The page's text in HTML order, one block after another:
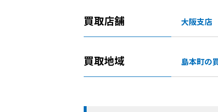
買取店舗 大阪支店
買取地域 島本町の